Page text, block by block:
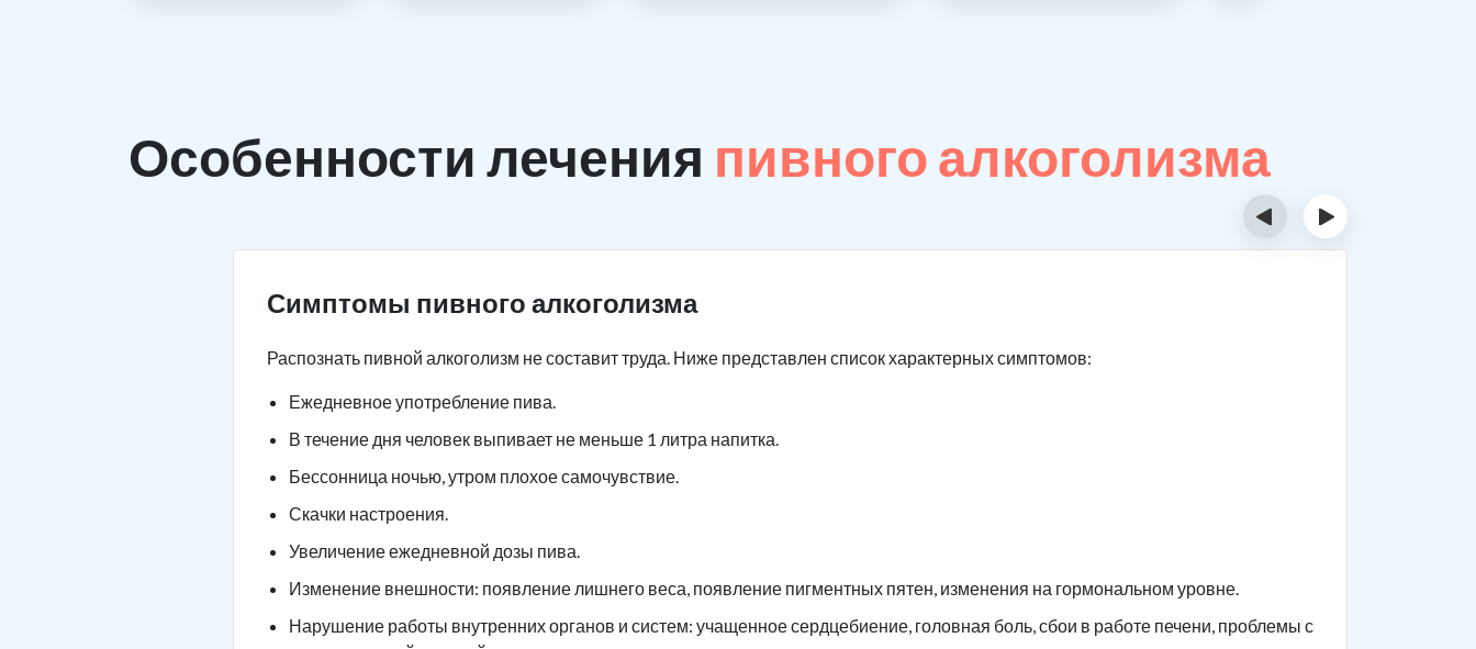
Особенности лечения пивного алкоголизма
Симптомы пивного алкоголизма
Распознать пивной алкоголизм не составит труда. Ниже представлен список характерных симптомов:
Ежедневное употребление пива.
В течение дня человек выпивает не меньше 1 литра напитка.
Бессонница ночью, утром плохое самочувствие.
Скачки настроения.
Увеличение ежедневной дозы пива.
Изменение внешности: появление лишнего веса, появление пигментных пятен, изменения на гормональном уровне.
Нарушение работы внутренних органов и систем: учащенное сердцебиение, головная боль, сбои в работе печени, проблемы с
‹ ›